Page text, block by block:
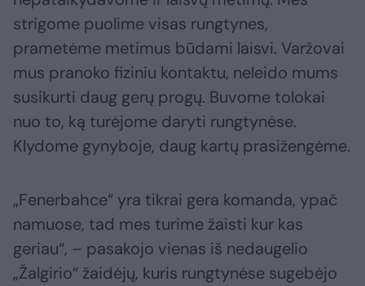
strigome puolime visas rungtynes,
prametėme metimus būdami laisvi. Varžovai
mus pranoko fiziniu kontaktu, neleido mums
susikurti daug gerų progų. Buvome tolokai
nuo to, ką turėjome daryti rungtynėse.
Klydome gynyboje, daug kartų prasižengėme.
„Fenerbahce“ yra tikrai gera komanda, ypač
namuose, tad mes turime žaisti kur kas
geriau“, – pasakojo vienas iš nedaugelio
„Žalgirio“ žaidėjų, kuris rungtynėse sugebėjo